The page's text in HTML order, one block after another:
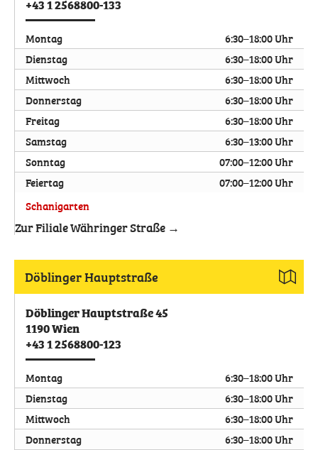
+43 1 2568800-133
Montag
6:30–18:00 Uhr
Dienstag
6:30–18:00 Uhr
Mittwoch
6:30–18:00 Uhr
Donnerstag
6:30–18:00 Uhr
Freitag
6:30–18:00 Uhr
Samstag
6:30–13:00 Uhr
Sonntag
07:00–12:00 Uhr
Feiertag
07:00–12:00 Uhr
Schanigarten
Zur Filiale Währinger Straße →
Döblinger Hauptstraße
Döblinger Hauptstraße 45
1190Wien
+43 1 2568800-123
Montag
6:30–18:00 Uhr
Dienstag
6:30–18:00 Uhr
Mittwoch
6:30–18:00 Uhr
Donnerstag
6:30–18:00 Uhr